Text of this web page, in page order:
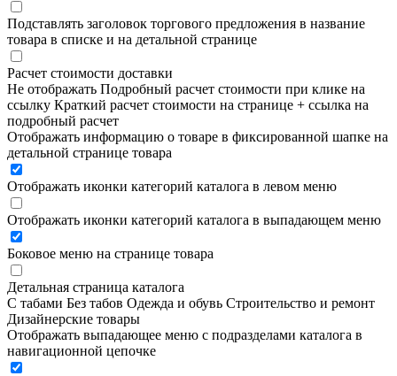
Подставлять заголовок торгового предложения в название
товара в списке и на детальной странице
Расчет стоимости доставки
Не отображать Подробный расчет стоимости при клике на
ссылку Краткий расчет стоимости на странице + ссылка на
подробный расчет
Отображать информацию о товаре в фиксированной шапке на
детальной странице товара
Отображать иконки категорий каталога в левом меню
Отображать иконки категорий каталога в выпадающем меню
Боковое меню на странице товара
Детальная страница каталога
С табами Без табов Одежда и обувь Строительство и ремонт
Дизайнерские товары
Отображать выпадающее меню с подразделами каталога в
навигационной цепочке